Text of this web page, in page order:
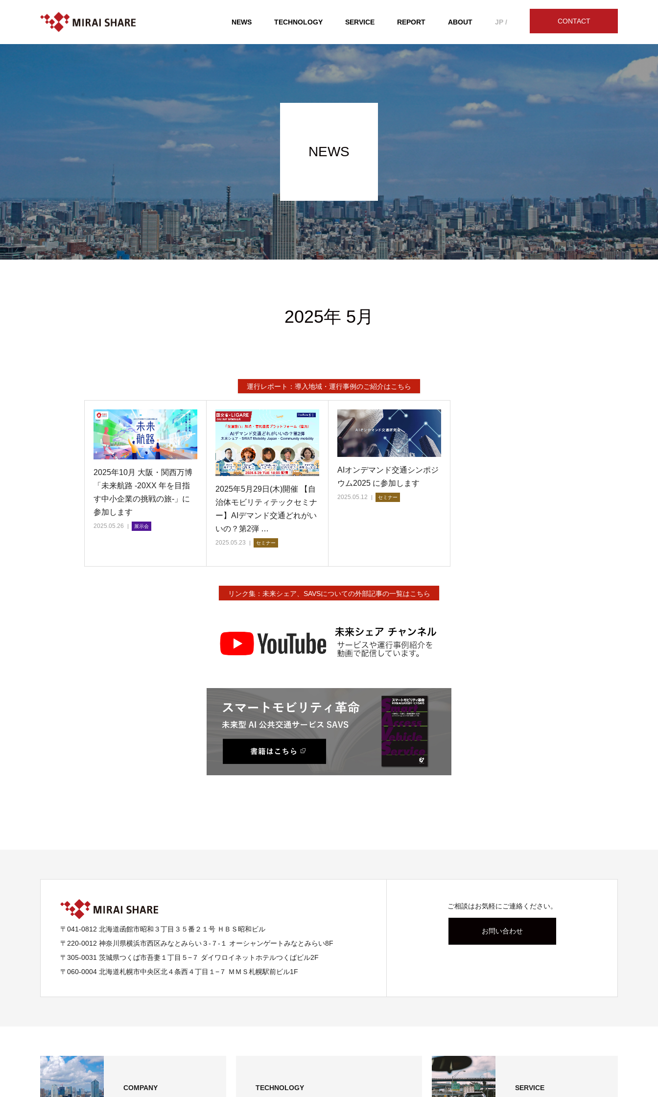
CONTACT
NEWS TECHNOLOGY SERVICE REPORT ABOUT JP /
NEWS
2025年 5月
運行レポート：導入地域・運行事例のご紹介はこちら
2025年10月 大阪・関西万博
「未来航路 -20XX 年を目指
す中小企業の挑戦の旅-」に
参加します
2025.05.26 展示会
2025年5月29日(木)開催 【自
治体モビリティテックセミナ
ー】AIデマンド交通どれがい
いの？第2弾 …
2025.05.23 セミナー
AIオンデマンド交通シンポジ
ウム2025 に参加します
2025.05.12 セミナー
リンク集：未来シェア、SAVSについての外部記事の一覧はこちら
〒041-0812 北海道函館市昭和３丁目３５番２１号 ＨＢＳ昭和ビル
〒220-0012 神奈川県横浜市西区みなとみらい３-７-１ オーシャンゲートみなとみらい8F
〒305-0031 茨城県つくば市吾妻１丁目５−７ ダイワロイネットホテルつくばビル2F
〒060-0004 北海道札幌市中央区北４条西４丁目１−７ ＭＭＳ札幌駅前ビル1F
ご相談はお気軽にご連絡ください。
お問い合わせ
COMPANY TECHNOLOGY SERVICE